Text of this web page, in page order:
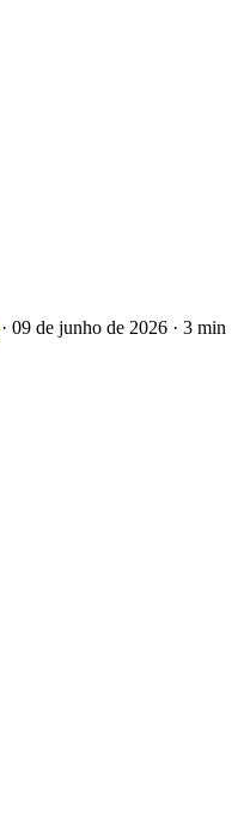
· 09 de junho de 2026 · 3 min